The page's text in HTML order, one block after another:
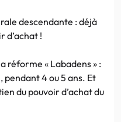
descendante : déjà
d’achat !
réforme « Labadens » :
4 ou 5 ans. Et
du pouvoir d’achat du